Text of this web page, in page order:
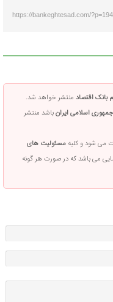
https://bankeghtesad.com/
بانک اقتصادمنتشر خواهد شد.
اسلامی ایرانباشد منتشر
می شود و کلیهمسئولیت های
می باشد که در صورت هر گونه